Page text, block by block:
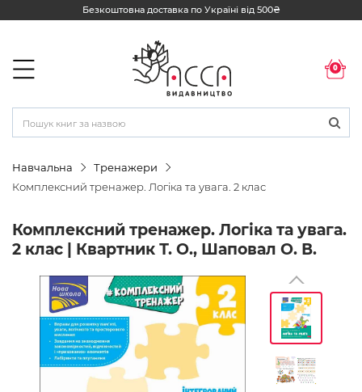
Безкоштовна доставка по Україні від 500₴
0
Навчальна
Тренажери
Комплексний тренажер. Логіка та увага. 2 клас
Комплексний тренажер. Логіка та увага.
2 клас | Квартник Т. О., Шаповал О. В.